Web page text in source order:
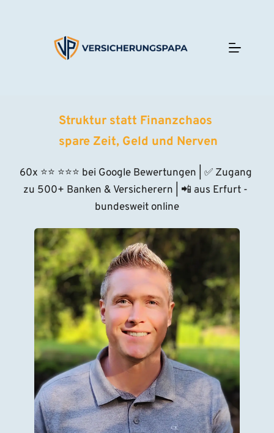
Struktur statt Finanzchaos
spare Zeit, Geld und Nerven
60x ⭐⭐ ⭐⭐⭐ bei Google Bewertungen | ✅ Zugang
zu 500+ Banken & Versicherern | 📲 aus Erfurt -
bundesweit online